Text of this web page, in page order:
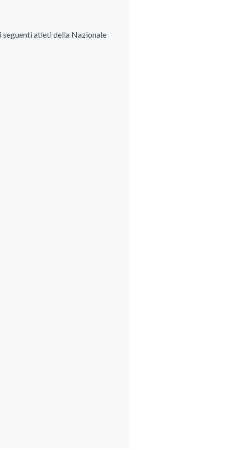
seguenti atleti della Nazionale